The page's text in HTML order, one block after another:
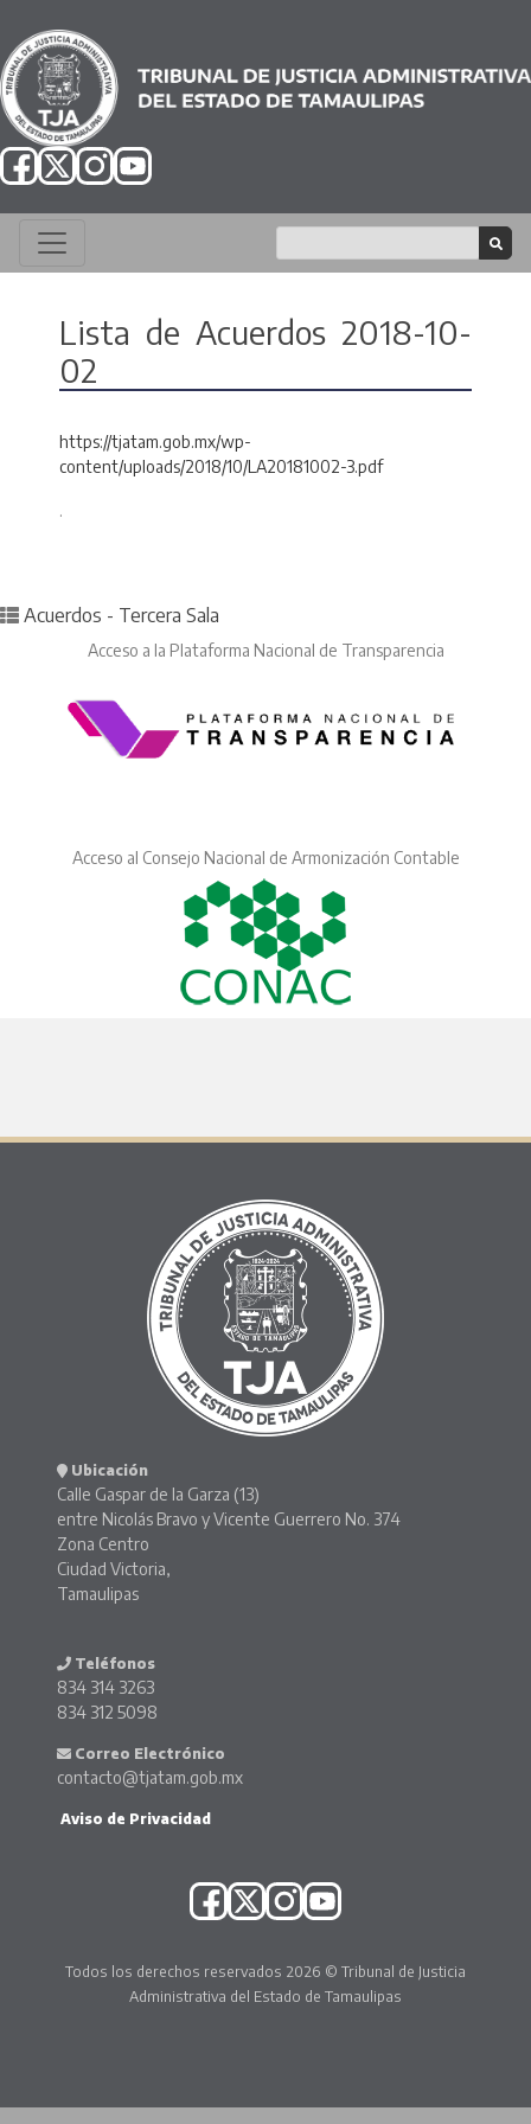
Lista de Acuerdos 2018-10-
02
https://tjatam.gob.mx/wp-
content/uploads/2018/10/LA20181002-3.pdf
.
Posted in
Acuerdos - Tercera Sala
Acceso a la Plataforma Nacional de Transparencia
Acceso al Consejo Nacional de Armonización Contable
Ubicación
Calle Gaspar de la Garza (13)
entre Nicolás Bravo y Vicente Guerrero No. 374
Zona Centro
Ciudad Victoria,
Tamaulipas
Teléfonos
834 314 3263
834 312 5098
Correo Electrónico
contacto@tjatam.gob.mx
Aviso de Privacidad
Todos los derechos reservados 2026 © Tribunal de Justicia
Administrativa del Estado de Tamaulipas